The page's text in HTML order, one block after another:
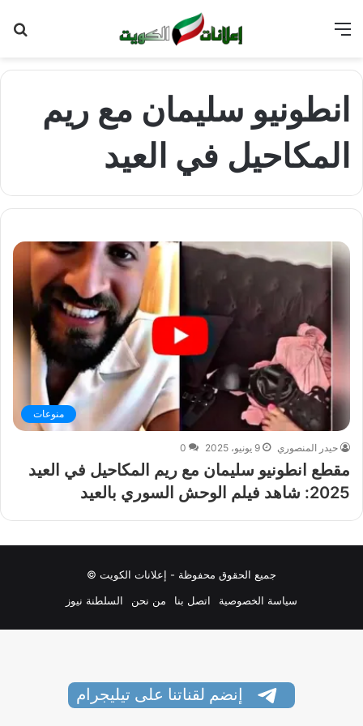
انطونيو سليمان مع ريم
المكاحيل في العيد
منوعات
حيدر المنصوري 9 يونيو، 2025 0
مقطع انطونيو سليمان مع ريم المكاحيل في العيد
2025: شاهد فيلم الوحش السوري بالعيد
جميع الحقوق محفوظة - إعلانات الكويت ©
سياسة الخصوصية
اتصل بنا من نحن السلطنة نيوز
إنضم لقناتنا على تيليجرام